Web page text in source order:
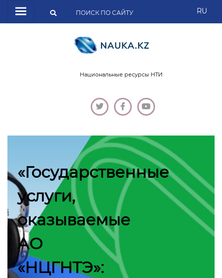
RU
Национальные ресурсы НТИ
«Государственные
услуги,
оказываемые
АО
«НЦГНТЭ»: